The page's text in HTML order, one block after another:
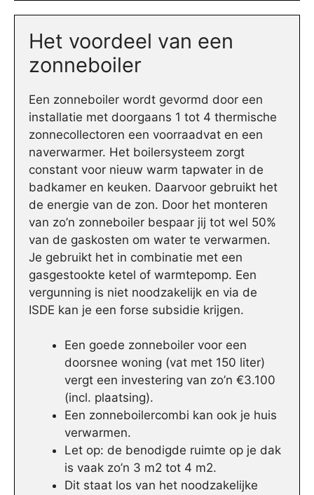
Het voordeel van een
zonneboiler
Een zonneboiler wordt gevormd door een
installatie met doorgaans 1 tot 4 thermische
zonnecollectoren een voorraadvat en een
naverwarmer. Het boilersysteem zorgt
constant voor nieuw warm tapwater in de
badkamer en keuken. Daarvoor gebruikt het
de energie van de zon. Door het monteren
van zo’n zonneboiler bespaar jij tot wel 50%
van de gaskosten om water te verwarmen.
Je gebruikt het in combinatie met een
gasgestookte ketel of warmtepomp. Een
vergunning is niet noodzakelijk en via de
ISDE kan je een forse subsidie krijgen.
Een goede zonneboiler voor een
doorsnee woning (vat met 150 liter)
vergt een investering van zo’n €3.100
(incl. plaatsing).
Een zonneboilercombi kan ook je huis
verwarmen.
Let op: de benodigde ruimte op je dak
is vaak zo’n 3 m2 tot 4 m2.
Dit staat los van het noodzakelijke